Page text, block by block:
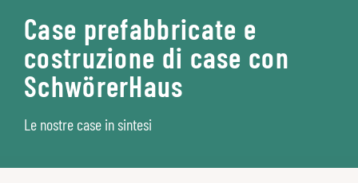
Case prefabbricate e
costruzione di case con
SchwörerHaus
Le nostre case in sintesi